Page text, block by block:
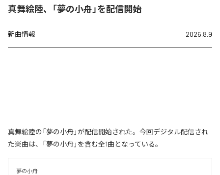
真舞絵陸、「夢の小舟」を配信開始
新曲情報 2026.8.9
真舞絵陸の「夢の小舟」が配信開始された。今回デジタル配信され
た楽曲は、「夢の小舟」を含む全1曲となっている。
夢の小舟